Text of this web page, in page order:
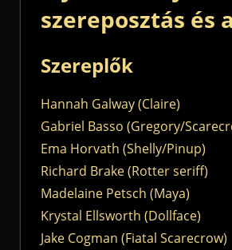
szereposztás és
Szereplők
Hannah Galway (Claire)
Gabriel Basso (Gregory/
Ema Horvath (Shelly/Pinup)
Richard Brake (Rotter seriff)
Madelaine Petsch (Maya)
Krystal Ellsworth (Dollface)
Jake Cogman (Fiatal Scarecrow)